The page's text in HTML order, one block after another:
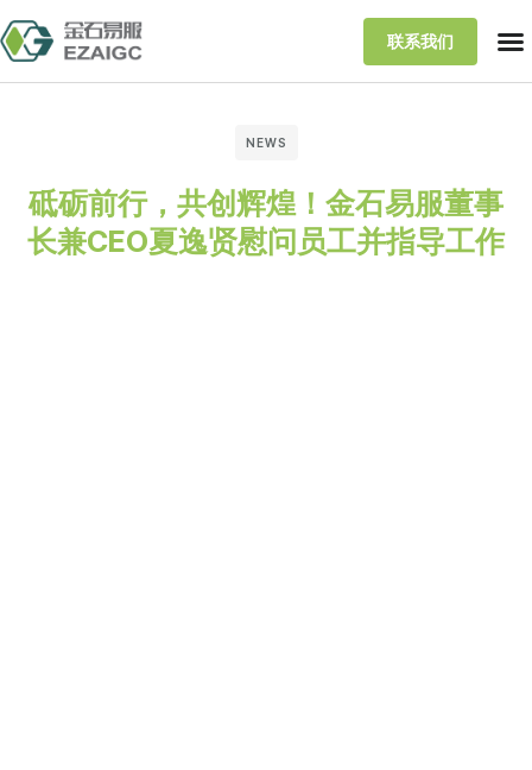
联系我们
NEWS
砥砺前行，共创辉煌！金石易服董事
长兼CEO夏逸贤慰问员工并指导工作